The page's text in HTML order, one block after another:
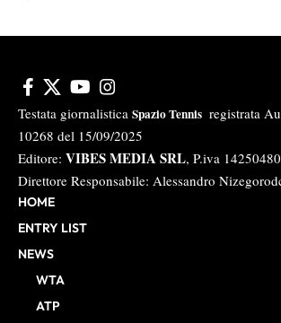
Testata giornalistica Spazio Tennis registrata
10268 del 15/09/2025
Editore: VIBES MEDIA SRL, P.iva
Direttore Responsabile: Alessandro
HOME
ENTRY LIST
NEWS
WTA
ATP